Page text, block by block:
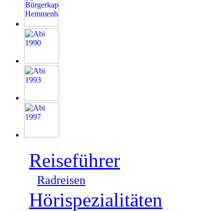
Reiseführer
Radreisen
Hörispezialitäten